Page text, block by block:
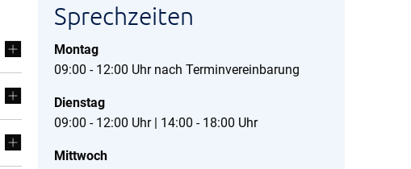
Sprechzeiten
Montag
09:00 - 12:00 Uhr nach Terminvereinbarung
Dienstag
09:00 - 12:00 Uhr | 14:00 - 18:00 Uhr
Mittwoch